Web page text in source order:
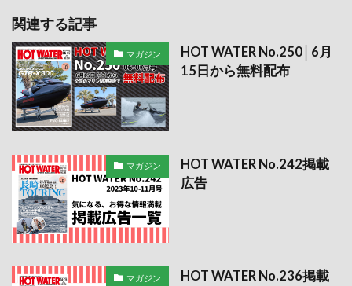
関連する記事
マガジン
HOT WATER No.250│6月
15日から無料配布
マガジン
HOT WATER No.242掲載
広告
マガジン
HOT WATER No.236掲載